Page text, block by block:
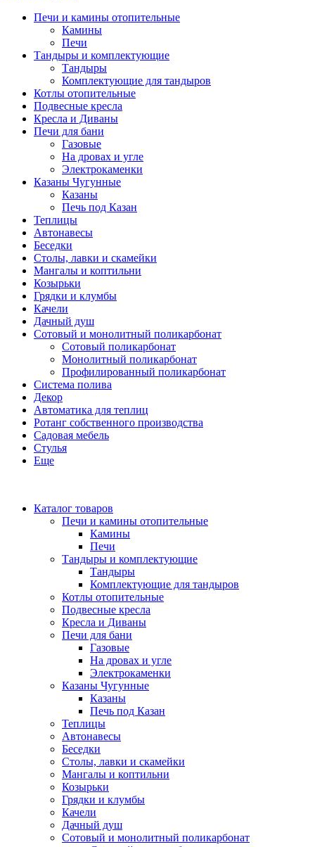
Печи и камины отопительные
Камины
Печи
Тандыры и комплектующие
Тандыры
Комплектующие для тандыров
Котлы отопительные
Подвесные кресла
Кресла и Диваны
Печи для бани
Газовые
На дровах и угле
Электрокаменки
Казаны Чугунные
Казаны
Печь под Казан
Теплицы
Автонавесы
Беседки
Столы, лавки и скамейки
Мангалы и коптильни
Козырьки
Грядки и клумбы
Качели
Дачный душ
Сотовый и монолитный поликарбонат
Сотовый поликарбонат
Монолитный поликарбонат
Профилированный поликарбонат
Система полива
Декор
Автоматика для теплиц
Ротанг собственного производства
Садовая мебель
Стулья
Еще
Каталог товаров
Печи и камины отопительные
Камины
Печи
Тандыры и комплектующие
Тандыры
Комплектующие для тандыров
Котлы отопительные
Подвесные кресла
Кресла и Диваны
Печи для бани
Газовые
На дровах и угле
Электрокаменки
Казаны Чугунные
Казаны
Печь под Казан
Теплицы
Автонавесы
Беседки
Столы, лавки и скамейки
Мангалы и коптильни
Козырьки
Грядки и клумбы
Качели
Дачный душ
Сотовый и монолитный поликарбонат